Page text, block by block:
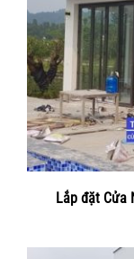
Lắp đặt Cửa